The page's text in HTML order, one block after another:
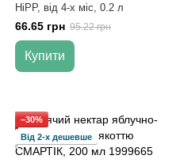
HiPP, від 4-х міс, 0.2 л
66.65 грн 95.22 грн
Купити
−30%
Від 2-х дешевше